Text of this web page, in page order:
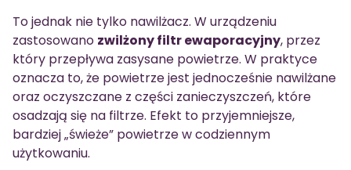
To jednak nie tylko nawilżacz. W urządzeniu
zastosowano zwilżony filtr ewaporacyjny, przez
który przepływa zasysane powietrze. W praktyce
oznacza to, że powietrze jest jednocześnie nawilżane
oraz oczyszczane z części zanieczyszczeń, które
osadzają się na filtrze. Efekt to przyjemniejsze,
bardziej „świeże” powietrze w codziennym
użytkowaniu.